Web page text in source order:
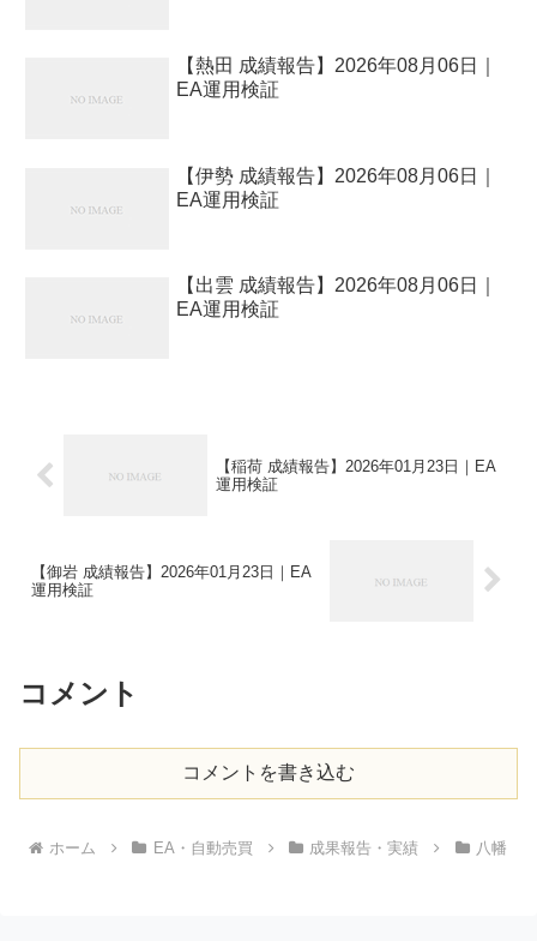
【熱田 成績報告】2026年08月06日｜
EA運用検証
【伊勢 成績報告】2026年08月06日｜
EA運用検証
【出雲 成績報告】2026年08月06日｜
EA運用検証
【稲荷 成績報告】2026年01月23日｜EA
運用検証
【御岩 成績報告】2026年01月23日｜EA
運用検証
コメント
コメントを書き込む
ホーム EA・自動売買 成果報告・実績 八幡